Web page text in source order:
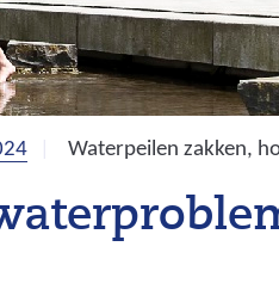
Waterpeilen zakken,